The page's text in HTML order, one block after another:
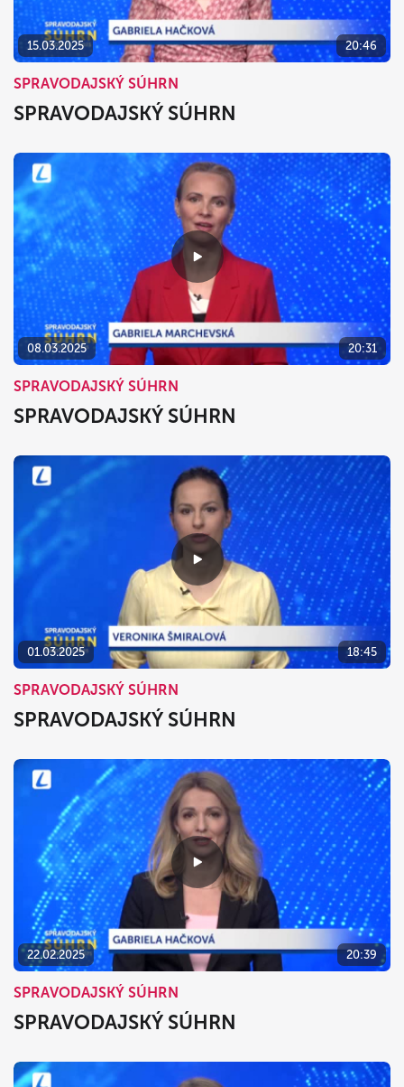
15.03.2025 20:46
SPRAVODAJSKÝ SÚHRN
SPRAVODAJSKÝ SÚHRN
08.03.2025 20:31
SPRAVODAJSKÝ SÚHRN
SPRAVODAJSKÝ SÚHRN
01.03.2025 18:45
SPRAVODAJSKÝ SÚHRN
SPRAVODAJSKÝ SÚHRN
22.02.2025 20:39
SPRAVODAJSKÝ SÚHRN
SPRAVODAJSKÝ SÚHRN